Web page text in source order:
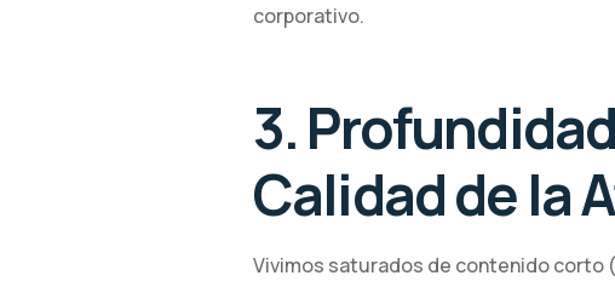
corporativo.
3.
Calidad de la
Vivimos saturados de contenido corto